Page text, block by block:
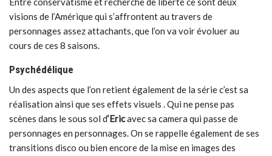
visions de l’Amérique qui s’affrontent au travers de
personnages assez attachants, que l’on va voir évoluer au
cours de ces 8 saisons.
Psychédélique
Un des aspects que l’on retient également de la série c’est sa
réalisation ainsi que ses effets visuels . Qui ne pense pas
scènes dans le sous sol d‘Ericavec sa camera qui passe de
personnages en personnages. On se rappelle également de ses
transitions disco ou bien encore de la mise en images des